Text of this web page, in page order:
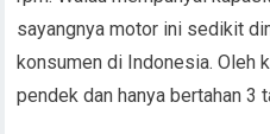
sayangnya motor ini sedikit
konsumen di Indonesia. Oleh
pendek dan hanya bertahan 3